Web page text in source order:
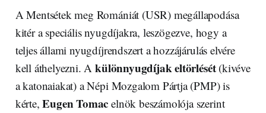
A Mentsétek meg Romániát (USR) megállapodása
kitér a speciális nyugdíjakra, leszögezve, hogy a
teljes állami nyugdíjrendszert a hozzájárulás elvére
kell áthelyezni. Akülönnyugdíjak eltörlését(kivéve
a katonaiakat) a Népi Mozgalom Pártja (PMP) is
kérte,Eugen Tomac elnök beszámolója szerint